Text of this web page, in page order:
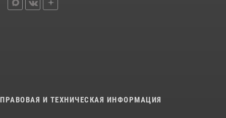
ПРАВОВАЯ И ТЕХНИЧЕСКАЯ ИНФОРМАЦИЯ